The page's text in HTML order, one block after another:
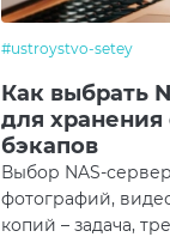
#ustroystvo-setey
Как выбрать
для
бэкапов
Выбор NAS-
фотографий,
копий – задача,